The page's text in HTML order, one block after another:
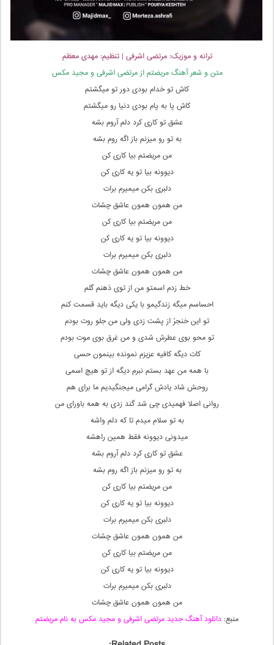
ترانه و موزیک: مرتضی اشرفی | تنظیم: مهدی معظم
متن و شعر آهنگ مریضتم از مرتضی اشرفی و مجید مکس
کاش تو خدام بودی دور تو میگشتم
کاش پا به پام بودی دنیا رو میگشتم
عشق تو کاری کرد دلم آروم بشه
به تو رو میزنم باز اگه روم بشه
من مریضتم بیا کاری کن
دیوونه بیا تو یه کاری کن
دلبری بکن میمیرم برات
من همون همون عاشق چشات
من مریضتم بیا کاری کن
دیوونه بیا تو یه کاری کن
دلبری بکن میمیرم برات
من همون همون عاشق چشات
خط زدم اسمتو من از توی ذهنم گلم
احساسم میگه زندگیمو با یکی دیگه باید قسمت کنم
تو این خنجرُ از پشت زدی ولی من جلو روت بودم
تو محو بوی عطرش شدی و من غرق بوی موت بودم
کات دیگه کافیه عزیزم نمونده بینمون حسی
با همه من عهد بستم نبرم دیگه از تو هیچ اسمی
روحش شاد یادش گرامی میجنگیدیم ما برای هم
روانی اصلا فهمیدی چی شد گند زدی به همه باورای من
به تو سلام میدم تا که دلم واشه
میدونی دیوونه فقط همین راهشه
عشق تو کاری کرد دلم آروم بشه
به تو رو میزنم باز اگه روم بشه
من مریضتم بیا کاری کن
دیوونه بیا تو یه کاری کن
دلبری بکن میمیرم برات
من همون همون عاشق چشات
من مریضتم بیا کاری کن
دیوونه بیا تو یه کاری کن
دلبری بکن میمیرم برات
من همون همون عاشق چشات
منبع: دانلود آهنگ جدید مرتضی اشرفی و مجید مکس به نام مریضتم